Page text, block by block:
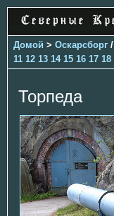
Домой > Оскарсборг /
11 12 13 14 15 16 17 18
Торпеда